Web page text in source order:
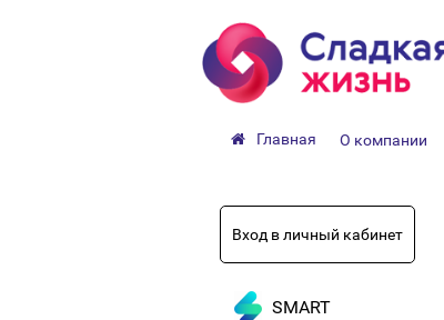
Главная О компании
Вход в личный кабинет
SMART